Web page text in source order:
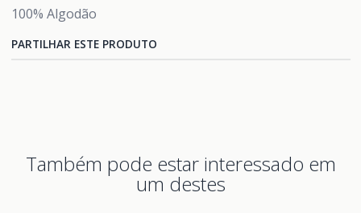
100% Algodão
PARTILHAR ESTE PRODUTO
Também pode estar interessado em
um destes